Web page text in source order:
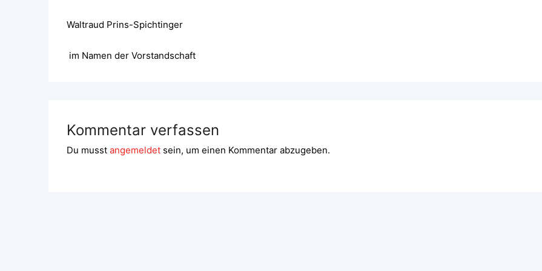
Waltraud Prins-Spichtinger
im Namen der Vorstandschaft
Kommentar verfassen
Du musst angemeldetsein, um einen Kommentar abzugeben.